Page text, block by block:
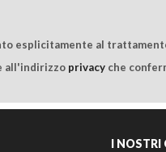
esplicitamente al
all'indirizzo privacy che
I NOSTRI